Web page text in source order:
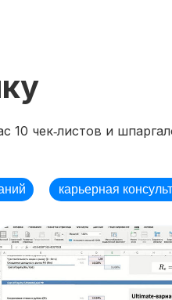
чек‑листов и
карьерная